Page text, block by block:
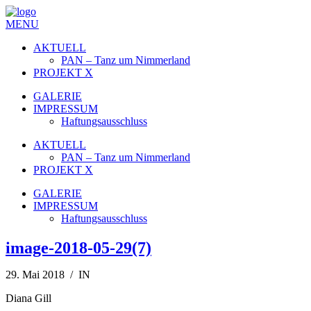
MENU
AKTUELL
PAN – Tanz um Nimmerland
PROJEKT X
GALERIE
IMPRESSUM
Haftungsausschluss
AKTUELL
PAN – Tanz um Nimmerland
PROJEKT X
GALERIE
IMPRESSUM
Haftungsausschluss
image-2018-05-29(7)
29. Mai 2018 / IN
Diana Gill